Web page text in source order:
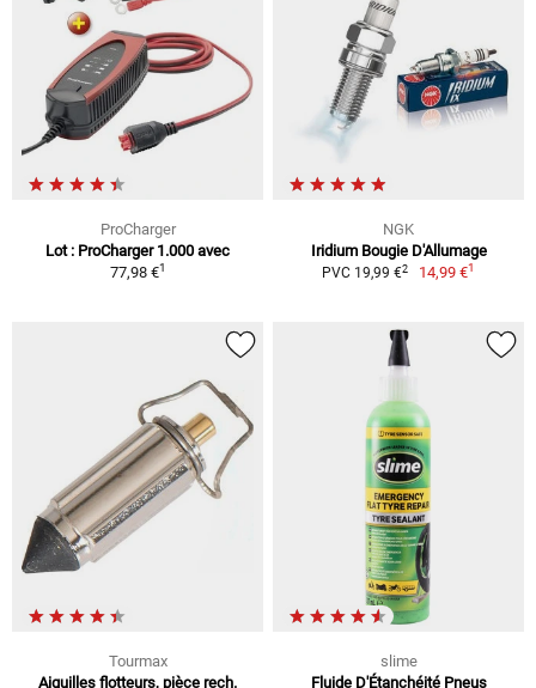
ProCharger
Lot : ProCharger 1.000 avec
77,98 €1
NGK
Iridium Bougie D'Allumage
PVC 19,99 €2 14,99 €1
Tourmax
Aiguilles flotteurs, pièce rech.
slime
Fluide D'Étanchéité Pneus